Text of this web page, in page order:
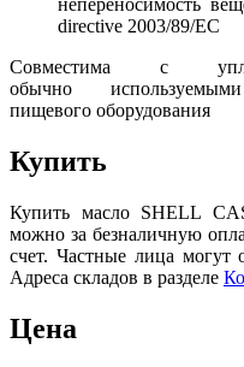
непереносимость
directive 2003/89/EC
Совместима с
обычно
пищевого оборудования
Купить
Купить масло SHELL
можно за безналичную
счет. Частные лица могут
Адреса складов в разделе
Цена